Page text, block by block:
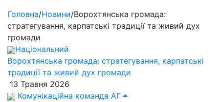
Головна/Новини/Ворохтянська громада:
стратегування, карпатські традиції та живий дух
громади
Національний
Ворохтянська громада: стратегування, карпатські
традиції та живий дух громади
13 Травня 2026
Комунікаційна команда АГ